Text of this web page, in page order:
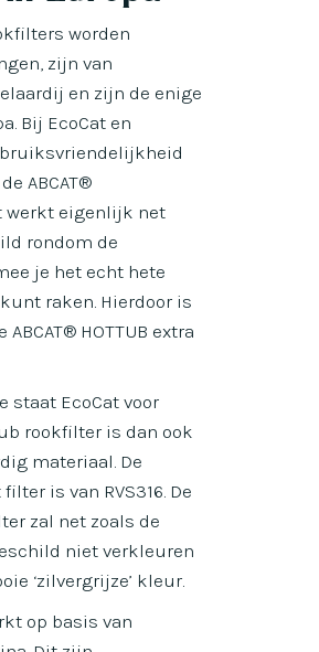
worden
zijn van
en zijn de enige
Bij EcoCat en
ABCAT®
werkt eigenlijk net
rondom de
je het echt hete
raken. Hierdoor is
HOTTUB extra
staat EcoCat voor
rookfilter is dan ook
materiaal. De
is van RVS316. De
zal net zoals de
niet verkleuren
‘zilvergrijze’ kleur.
op basis van